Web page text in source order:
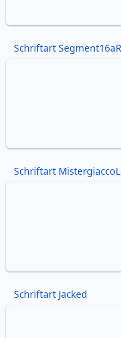
Schriftart
Schriftart
Schriftart Jacked